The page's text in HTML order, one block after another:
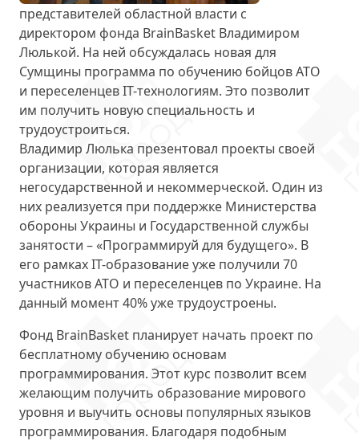
представителей областной власти с
директором фонда BrainBasket Владимиром
Люлькой. На ней обсуждалась новая для
Сумщины программа по обучению бойцов АТО
и переселенцев ІТ-технологиям. Это позволит
им получить новую специальность и
трудоустроиться.
Владимир Люлька презентовал проекты своей
организации, которая является
негосударственной и некоммерческой. Один из
них реализуется при поддержке Министерства
обороны Украины и Государственной службы
занятости – «Программируй для будущего». В
его рамках ІТ-образование уже получили 70
участников АТО и переселенцев по Украине. На
данный момент 40% уже трудоустроены.
Фонд BrainBasket планирует начать проект по
бесплатному обучению основам
программирования. Этот курс позволит всем
желающим получить образование мирового
уровня и выучить основы популярных языков
программирования. Благодаря подобным